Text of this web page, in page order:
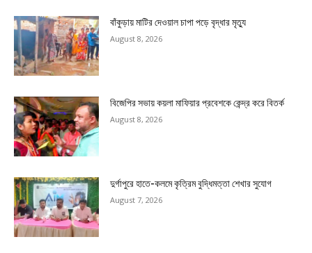
বাঁকুড়ায় মাটির দেওয়াল চাপা পড়ে বৃদ্ধার মৃত্যু
August 8, 2026
বিজেপির সভায় কয়লা মাফিয়ার প্রবেশকে কেন্দ্র করে বিতর্ক
August 8, 2026
দুর্গাপুরে হাতে-কলমে কৃত্রিম বুদ্ধিমত্তা শেখার সুযোগ
August 7, 2026